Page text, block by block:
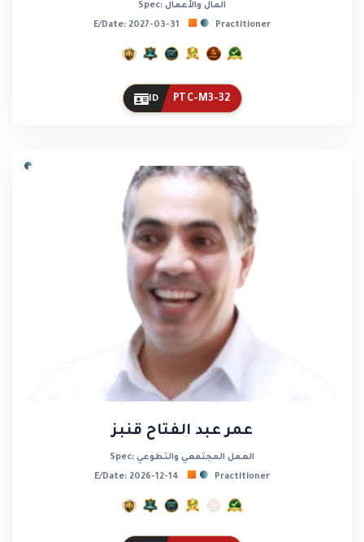
Spec: المال والأعمال
E/Date: 2027-03-31
Practitioner
ID PTC-M3-32
عمر عبد الفتاح قنبز
Spec: العمل المجتمعي والتطوعي
E/Date: 2026-12-14
Practitioner